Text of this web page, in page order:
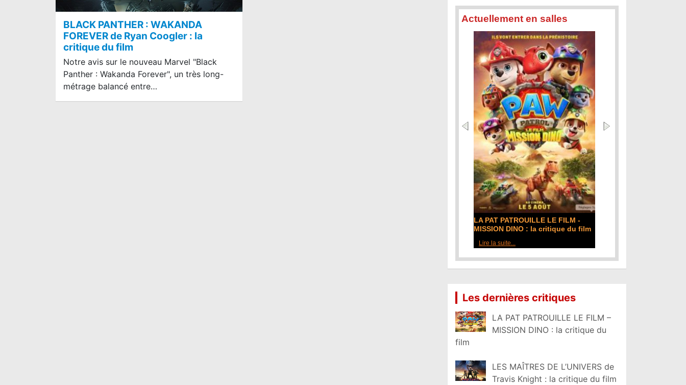
BLACK PANTHER : WAKANDA
FOREVER de Ryan Coogler : la
critique du film
Notre avis sur le nouveau Marvel "Black
Panther : Wakanda Forever", un très long-
métrage balancé entre…
Actuellement en salles
LA PAT PATROUILLE LE FILM -
MISSION DINO : la critique du film
Lire la suite...
Les dernières critiques
LA PAT PATROUILLE LE FILM –
MISSION DINO : la critique du
film
LES MAÎTRES DE L’UNIVERS de
Travis Knight : la critique du film